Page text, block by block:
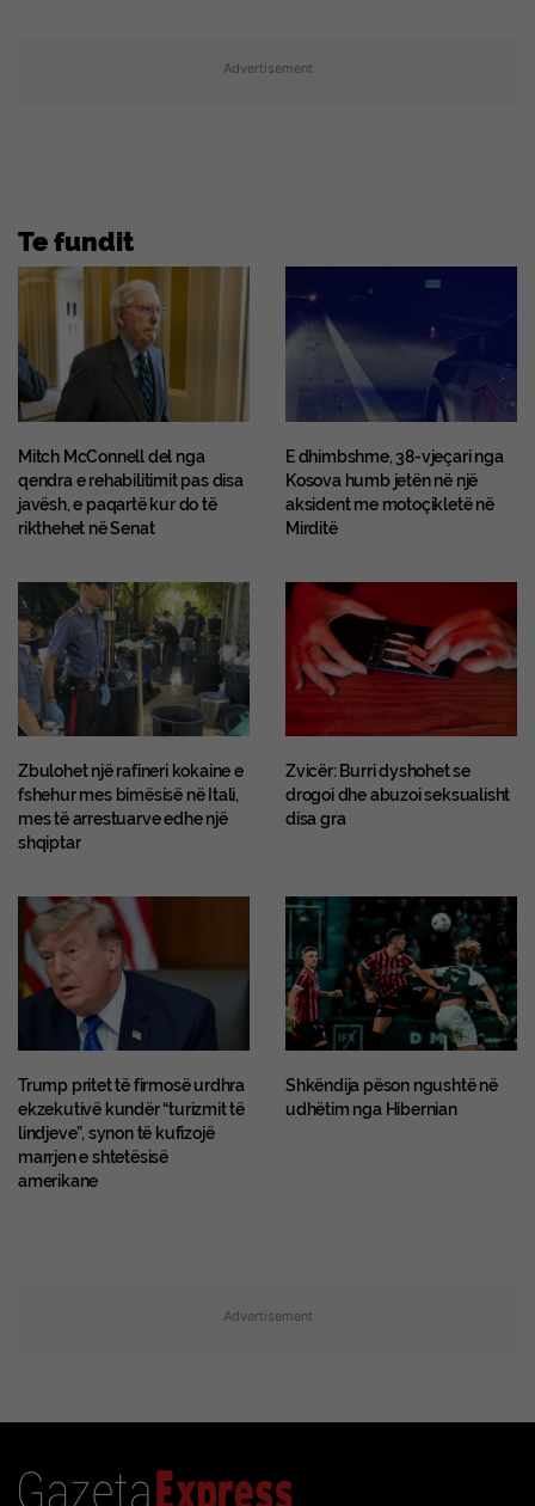
Advertisement
Te fundit
Mitch McConnell del nga
qendra e rehabilitimit pas disa
javësh, e paqartë kur do të
rikthehet në Senat
E dhimbshme, 38-vjeçari nga
Kosova humb jetën në një
aksident me motoçikletë në
Mirditë
Zbulohet një rafineri kokaine e
fshehur mes bimësisë në Itali,
mes të arrestuarve edhe një
shqiptar
Zvicër: Burri dyshohet se
drogoi dhe abuzoi seksualisht
disa gra
Trump pritet të firmosë urdhra
ekzekutivë kundër “turizmit të
lindjeve”, synon të kufizojë
marrjen e shtetësisë
amerikane
Shkëndija pëson ngushtë në
udhëtim nga Hibernian
Advertisement